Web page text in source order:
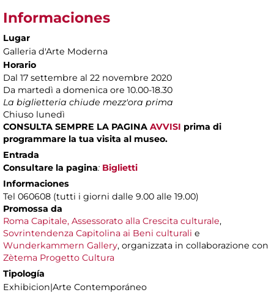
Informaciones
Lugar
Galleria d'Arte Moderna
Horario
Dal 17 settembre al 22 novembre 2020
Da martedì a domenica ore 10.00-18.30
La biglietteria chiude mezz'ora prima
Chiuso lunedì
CONSULTA SEMPRE LA PAGINA AVVISI prima di
programmare la tua visita al museo.
Entrada
Consultare la pagina: Biglietti
Informaciones
Tel 060608 (tutti i giorni dalle 9.00 alle 19.00)
Promossa da
Roma Capitale, Assessorato alla Crescita culturale,
Sovrintendenza Capitolina ai Beni culturali e
Wunderkammern Gallery, organizzata in collaborazione con
Zètema Progetto Cultura
Tipología
Exhibicion|Arte Contemporáneo